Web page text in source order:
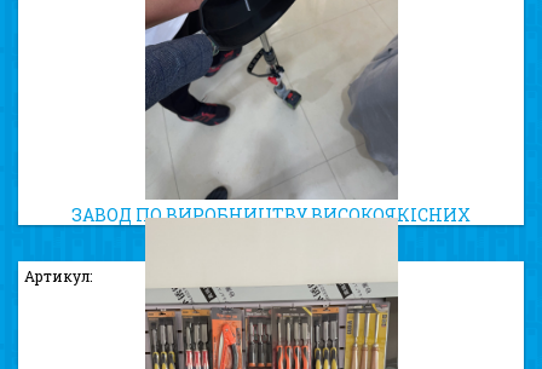
ЗАВОД ПО ВИРОБНИЦТВУ ВИСОКОЯКІСНИХ
Артикул: